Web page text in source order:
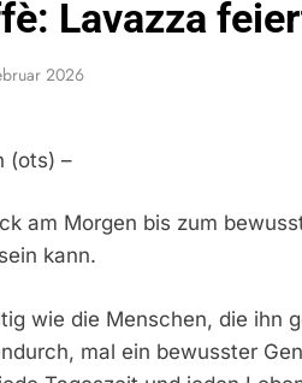
6. August 2026
HZA-R: Zoll Deckt
6. August 2026
Bundespolizei
Lavazza
2026
(ots) –
am Morgen bis zum
kann.
wie die Menschen, die ihn
mal ein bewusster